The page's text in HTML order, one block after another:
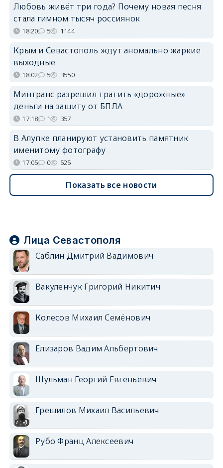
Любовь живёт три года? Почему новая песня
стала гимном тысяч россиянок
18:20 5 1144
Крым и Севастополь ждут аномально жаркие
выходные
18:02 5 3550
Минтранс разрешил тратить «дорожные»
деньги на защиту от БПЛА
17:18 1 357
В Алупке планируют установить памятник
именитому фотографу
17:05 0 525
Показать все новости
Лица Севастополя
Саблин Дмитрий Вадимович
Вакуленчук Григорий Никитич
Колесов Михаил Семёнович
Елизаров Вадим Альбертович
Шульман Георгий Евгеньевич
Грешилов Михаил Васильевич
Рубо Франц Алексеевич